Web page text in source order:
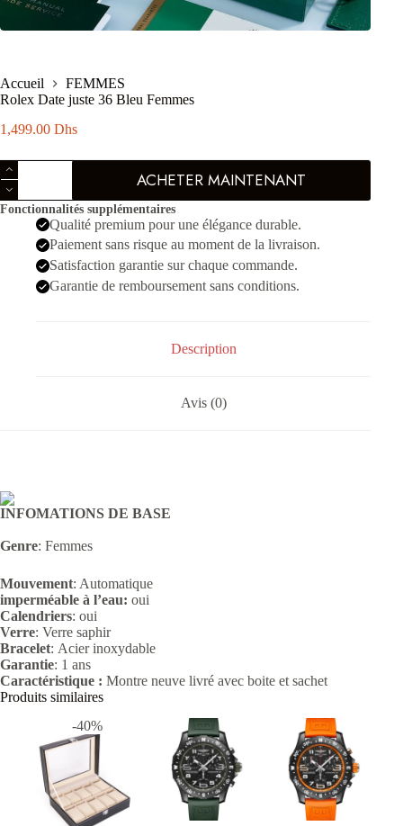
Accueil
FEMMES
Rolex Date juste 36 Bleu Femmes
1,499.00 Dhs
quantité
de
Rolex
Date
Femmes
ACHETER MAINTENANT
Fonctionnalités supplémentaires
Qualité premium pour une élégance durable.
Paiement sans risque au moment de la livraison.
Satisfaction garantie sur chaque commande.
Garantie de remboursement sans conditions.
Description
Avis (0)
INFOMATIONS DE BASE
Genre: Femmes
Mouvement: Automatique
imperméable à l’eau: oui
Calendriers: oui
Verre: Verre saphir
Bracelet: Acierinoxydable
Garantie: 1 ans
Caractéristique : Montre neuve livré avec boite et sachet
Produits similaires
-40%